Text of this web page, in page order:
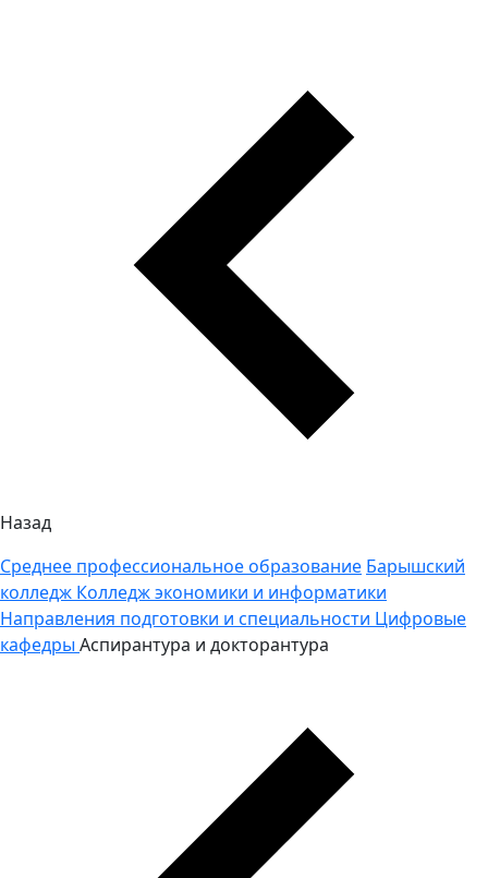
Назад
Среднее профессиональное образование Барышский
колледж Колледж экономики и информатики
Направления подготовки и специальности Цифровые
кафедры Аспирантура и докторантура